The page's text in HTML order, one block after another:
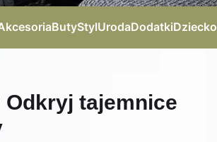
ButyStylUrodaDodatkiDziecko
tajemnice